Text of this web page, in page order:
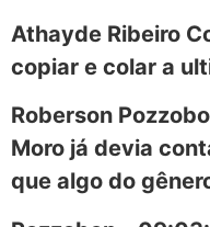
Athayde Ribeiro
copiar e colar a
Roberson
Moro já devia
que algo do